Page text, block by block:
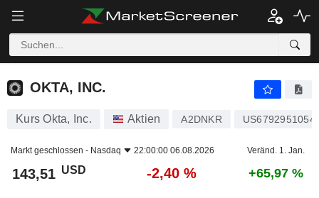
OKTA, INC.
OKTA, INC.
Kurs Okta, Inc. Aktien A2DNKR US6792951054
Markt geschlossen - Nasdaq 22:00:00 06.08.2026 Veränd. 1. Jan.
143,51 USD -2,40 % +65,97 %